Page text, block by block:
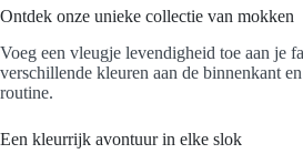
Ontdek onze unieke collectie van mokken
Voeg een vleugje levendigheid toe aan je
verschillende kleuren aan de binnenkant
routine.
Een kleurrijk avontuur in elke slok